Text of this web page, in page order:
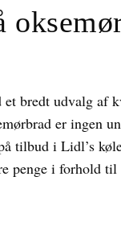
bredt udvalg af
er ingen
tilbud i Lidl’s
penge i forhold til